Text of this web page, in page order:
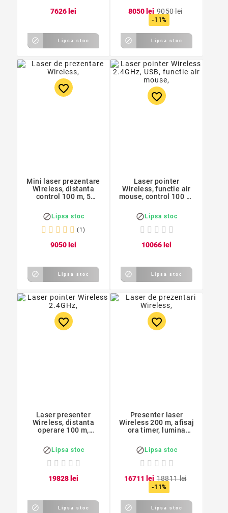
7626 lei
 Lipsa stoc
8050lei 9050lei
-11%
 Lipsa stoc
favorite_border
Mini laser prezentare
Wireless, distanta
control 100 m, 5
Lipsa stoc
(1)
9050 lei
 Lipsa stoc
favorite_border
Laser pointer
Wireless, functie air
mouse, control 100 m,
reincarcabil
Lipsa stoc
10066 lei
 Lipsa stoc
favorite_border
Laser presenter
Wireless, distanta
operare 100 m,
verde
Lipsa stoc
19828 lei
 Lipsa stoc
favorite_border
Presenter laser
Wireless 200 m, afisaj
ora timer, lumina
Lipsa stoc
16711 lei 18811lei
-11%
 Lipsa stoc